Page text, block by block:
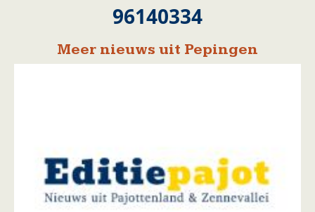
96140334
Meer nieuws uit Pepingen